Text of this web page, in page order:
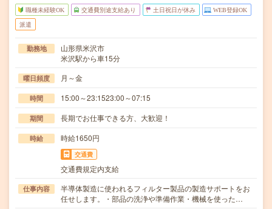
職種未経験OK 交通費別途支給あり 土日祝日が休み WEB登録OK
派遣
勤務地
山形県米沢市
米沢駅から車15分
曜日頻度 月～金
時間 15:00～23:1523:00～07:15
期間 長期でお仕事できる方、大歓迎！
時給 時給1650円
交通費
交通費規定内支給
仕事内容
半導体製造に使われるフィルター製品の製造サポートをお
任せします。・部品の洗浄や準備作業・機械を使った…